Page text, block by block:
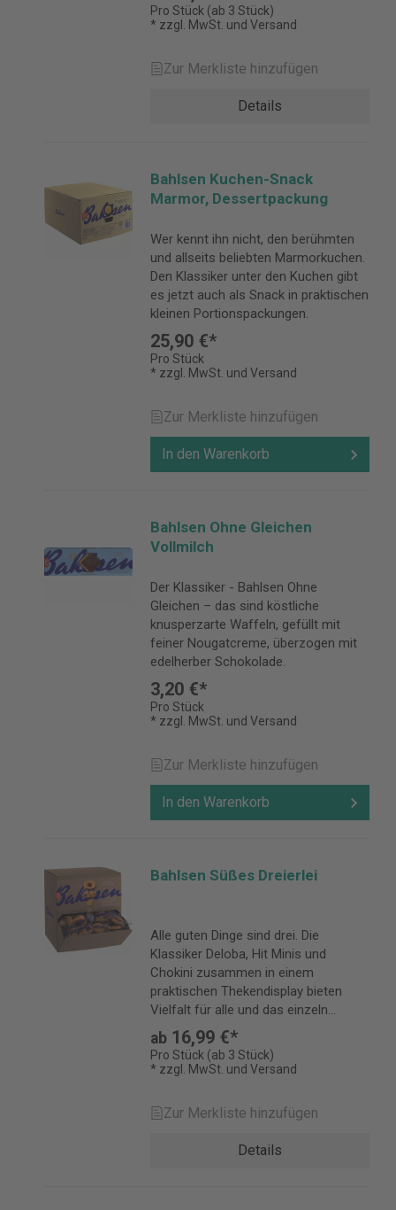
Pro Stück (ab 3 Stück)
* zzgl. MwSt. und Versand
Zur Merkliste hinzufügen
Details
Bahlsen Kuchen-Snack
Marmor, Dessertpackung
Wer kennt ihn nicht, den berühmten
und allseits beliebten Marmorkuchen.
Den Klassiker unter den Kuchen gibt
es jetzt auch als Snack in praktischen
kleinen Portionspackungen.
25,90 €*
Pro Stück
* zzgl. MwSt. und Versand
Zur Merkliste hinzufügen
In den Warenkorb
Bahlsen Ohne Gleichen
Vollmilch
Der Klassiker - Bahlsen Ohne
Gleichen – das sind köstliche
knusperzarte Waffeln, gefüllt mit
feiner Nougatcreme, überzogen mit
edelherber Schokolade.
3,20 €*
Pro Stück
* zzgl. MwSt. und Versand
Zur Merkliste hinzufügen
In den Warenkorb
Bahlsen Süßes Dreierlei
Alle guten Dinge sind drei. Die
Klassiker Deloba, Hit Minis und
Chokini zusammen in einem
praktischen Thekendisplay bieten
Vielfalt für alle und das einzeln
verpackt. Inhalt: 998 g.
ab 16,99 €*
Pro Stück (ab 3 Stück)
* zzgl. MwSt. und Versand
Zur Merkliste hinzufügen
Details